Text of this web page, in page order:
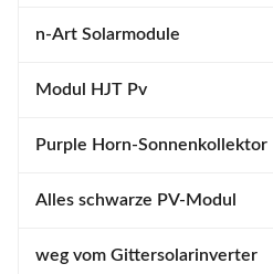
n-Art Solarmodule
Modul HJT Pv
Purple Horn-Sonnenkollektor
Alles schwarze PV-Modul
weg vom Gittersolarinverter